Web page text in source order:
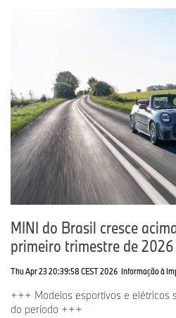
MINI do Brasil cresce
primeiro trimestre de 2026
Thu Apr 23 20:39:58 CEST 2026 Informação à
+++ Modelos esportivos e elétricos
do período +++